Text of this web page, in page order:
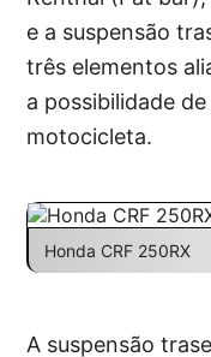
e a suspensão
três elementos
a possibilidade
motocicleta.
Honda CRF 250RX
A suspensão